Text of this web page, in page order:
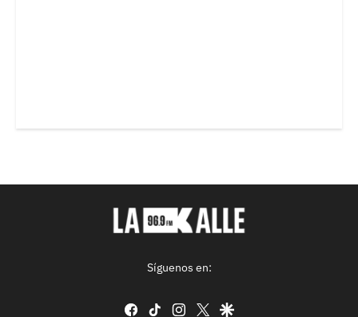
Síguenos en:
facebook
tiktok instagram
twittergoogle